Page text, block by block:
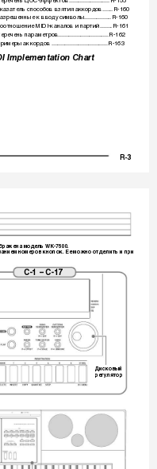
азатель способов взятия аккор дов R-160
азрешенные к вводу символы.................. R-160
MIDI-к ан алов и партий........ R-161
пар аметров..................................R-162
аккордов
R-163
Implementation Chart
R-3
жена модель WK-7600.
номеров кнопок. Ее можно отделить и при
C-1 - C-17
Дисковый
регулятор